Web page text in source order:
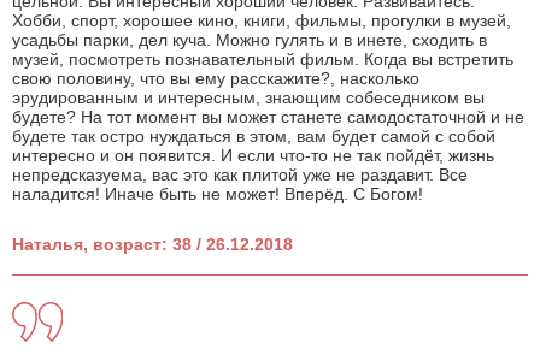
Хобби, спорт, хорошее кино, книги, фильмы, прогулки в музей,
усадьбы парки, дел куча. Можно гулять и в инете, сходить в
музей, посмотреть познавательный фильм. Когда вы встретить
свою половину, что вы ему расскажите?, насколько
эрудированным и интересным, знающим собеседником вы
будете? На тот момент вы может станете самодостаточной и не
будете так остро нуждаться в этом, вам будет самой с собой
интересно и он появится. И если что-то не так пойдёт, жизнь
непредсказуема, вас это как плитой уже не раздавит. Все
наладится! Иначе быть не может! Вперёд. С Богом!
Наталья, возраст: 38 / 26.12.2018